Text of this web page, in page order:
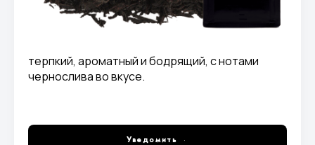
терпкий, ароматный и бодрящий, с нотами
чернослива во вкусе.
Уведомить